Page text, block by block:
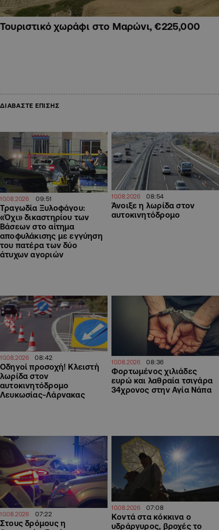
Τουριστικό χωράφι στο Μαρώνι, €225,000
ΔΙΑΒΑΣΤΕ ΕΠΙΣΗΣ
10.08.2026 09:51
Τραγωδία Ξυλοφάγου:
«Όχι» δικαστηρίου των
Βάσεων στο αίτημα
αποφυλάκισης με εγγύηση
του πατέρα των δύο
άτυχων αγοριών
10.08.2026 08:54
Άνοιξε η λωρίδα στον
αυτοκινητόδρομο
10.08.2026 08:42
Οδηγοί προσοχή! Κλειστή
λωρίδα στον
αυτοκινητόδρομο
Λευκωσίας-Λάρνακας
10.08.2026 08:36
Φορτωμένος χιλιάδες
ευρώ και λαθραία τσιγάρα
34χρονος στην Αγία Νάπα
10.08.2026 07:22
Στους δρόμους η
10.08.2026 07:08
Κοντά στα κόκκινα ο
υδράργυρος, βροχές το